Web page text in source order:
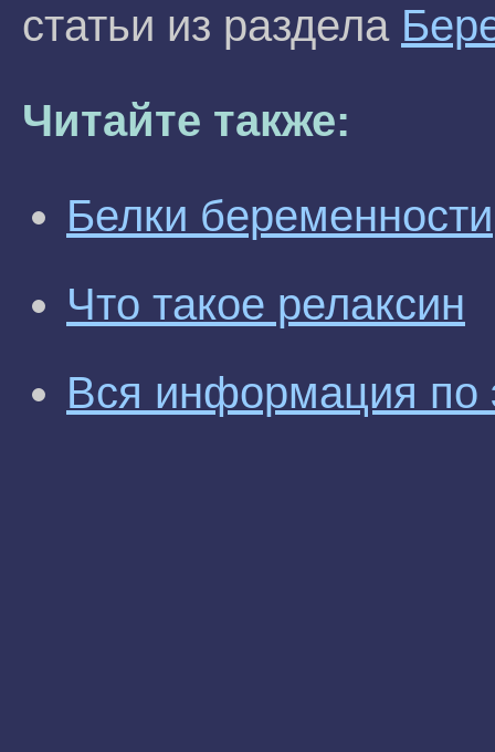
статьи из раздела
Читайте также:
Белки беременности
Что такое релаксин
Вся информация по